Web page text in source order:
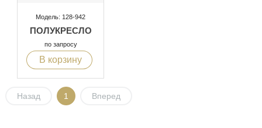
Модель: 128-942
ПОЛУКРЕСЛО
по запросу
В корзину
Назад 1 Вперед